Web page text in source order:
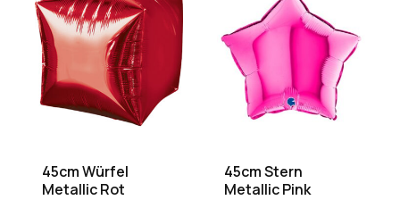
45cm Würfel
Metallic Rot
45cm Stern
Metallic Pink